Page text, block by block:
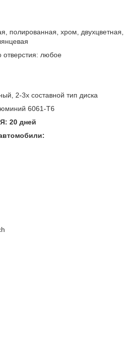
полированная, хром, двухцветная,
отверстия: любое
2-3х составной тип диска
6061-T6
20 дней